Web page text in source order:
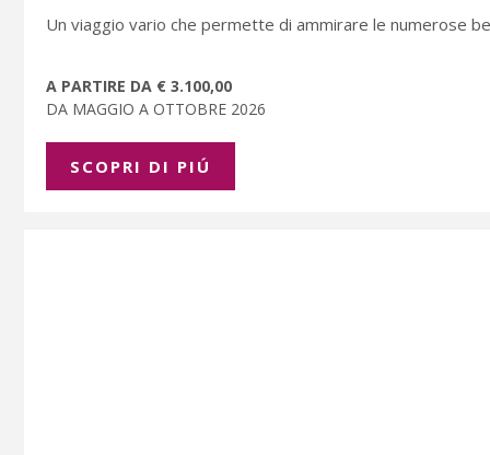
Un viaggio vario che permette di ammirare le numerose
A PARTIRE DA € 3.100,00
DA MAGGIO A OTTOBRE 2026
SCOPRI DI PIÚ